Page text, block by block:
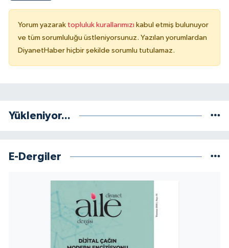
Yorum yazarak topluluk kurallarımızı kabul etmiş bulunuyor
ve tüm sorumluluğu üstleniyorsunuz. Yazılan yorumlardan
DiyanetHaber hiçbir şekilde sorumlu tutulamaz.
Yükleniyor...
E-Dergiler
Şanlıurfa Müftülüğü
Tokat Müftülüğü
Tunceli Müftülüğü
Van Müftülüğü
Yalova Müftülüğü